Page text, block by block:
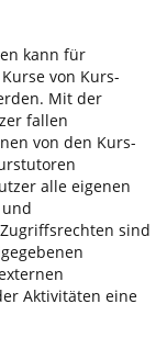
kann für
von Kurs-
Mit der
fallen
von den Kurs-
alle eigenen
sind
Aktivitäten eine